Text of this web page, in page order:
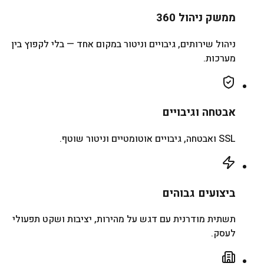
ממשק ניהול 360
ניהול שירותים, גיבויים וניטור במקום אחד — בלי לקפוץ בין
מערכות.
אבטחה וגיבויים
SSL ואבטחה, גיבויים אוטומטיים וניטור שוטף.
ביצועים גבוהים
תשתית מודרנית עם דגש על מהירות, יציבות ושקט תפעולי
לעסק.